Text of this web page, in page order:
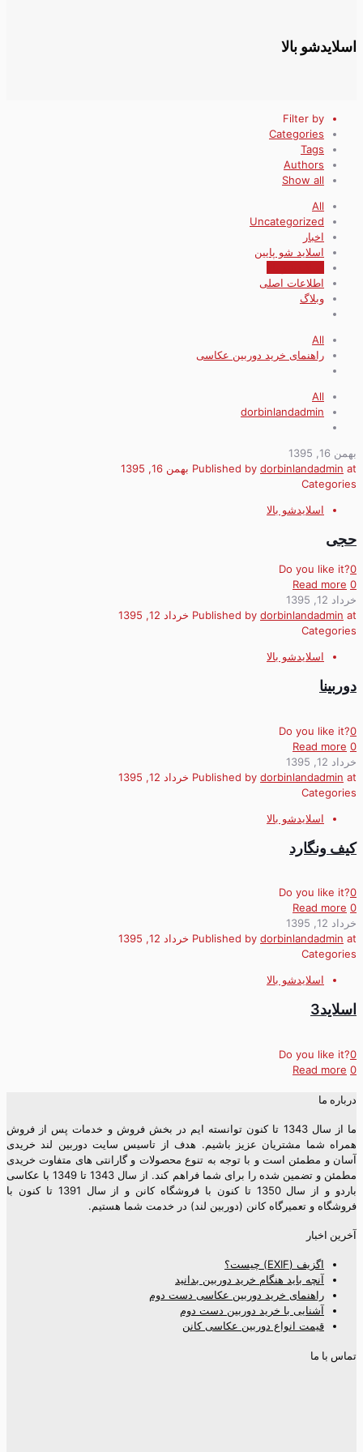
اسلایدشو بالا
Filter by
Categories
Tags
Authors
Show all
All
Uncategorized
اخبار
اسلاید شو پایین
اطلاعات اصلی
وبلاگ
All
راهنمای خرید دوربین عکاسی
All
dorbinlandadmin
بهمن 16, 1395
Published by dorbinlandadmin at
بهمن 16, 1395
Categories
اسلایدشو بالا
حجی
Do you like it?0
0
Read more
خرداد 12, 1395
Published by dorbinlandadmin at
خرداد 12, 1395
Categories
اسلایدشو بالا
دوربینا
Do you like it?0
0
Read more
خرداد 12, 1395
Published by dorbinlandadmin at
خرداد 12, 1395
Categories
اسلایدشو بالا
کیف ونگارد
Do you like it?0
0
Read more
خرداد 12, 1395
Published by dorbinlandadmin at
خرداد 12, 1395
Categories
اسلایدشو بالا
اسلاید3
Do you like it?0
0
Read more
درباره ما
ما از سال 1343 تا کنون توانسته ایم در بخش فروش و خدمات پس از فروش
همراه شما مشتریان عزیز باشیم. هدف از تاسیس سایت دوربین لند خریدی
آسان و مطمئن است و با توجه به تنوع محصولات و گارانتی های متفاوت خریدی
مطمئن و تضمین شده را برای شما فراهم کند. از سال 1343 تا 1349 با عکاسی
باردو و از سال 1350 تا کنون با فروشگاه کانن و از سال 1391 تا کنون با
فروشگاه و تعمیرگاه کانن (دوربین لند) در خدمت شما هستیم.
آخرین اخبار
اگزیف (EXIF) چیست؟
آنچه باید هنگام خرید دوربین بدانید
راهنمای خرید دوربین عکاسی دست دوم
آشنایی با خرید دوربین دست دوم
قیمت انواع دوربین عکاسی کانن
تماس با ما